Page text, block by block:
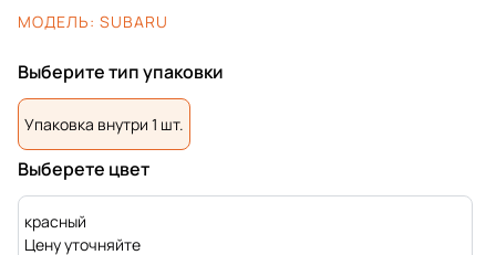
МОДЕЛЬ: SUBARU
Выберите тип упаковки
Упаковка внутри 1 шт.
Выберете цвет
красный
Цену уточняйте